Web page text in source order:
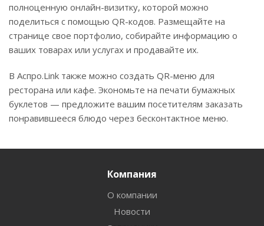
полноценную онлайн-визитку, которой можно
поделиться с помощью QR-кодов. Размещайте на
странице свое портфолио, собирайте информацию о
ваших товарах или услугах и продавайте их.
В Аспро.Link также можно создать QR-меню для
ресторана или кафе. Экономьте на печати бумажных
буклетов — предложите вашим посетителям заказать
понравившееся блюдо через бесконтактное меню.
Компания
О компании
Новости